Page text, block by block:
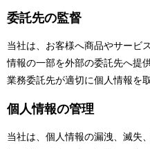
委託先の監督
当社は、お客様へ商品やサービ
情報の一部を外部の委託先へ提
業務委託先が適切に個人情報を
個人情報の管理
当社は、個人情報の漏洩、滅失